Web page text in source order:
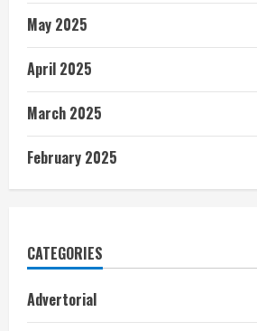
May 2025
April 2025
March 2025
February 2025
CATEGORIES
Advertorial